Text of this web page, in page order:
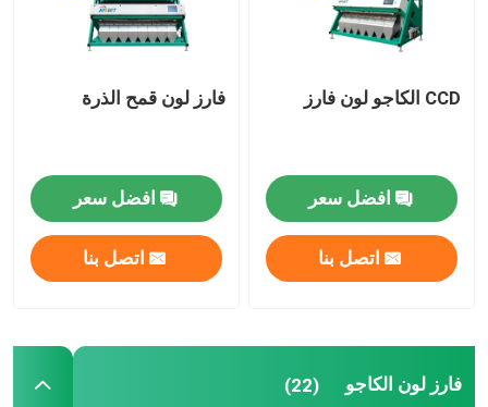
اطلب اقتباس
فارز لون الحبوب
فارز لون القمح
فارز لون الفول السوداني
CCD الكاجو لون فارز
افضل سعر
اتصل بنا
فارز لون قمح الذرة
افضل سعر
اتصل بنا
فارز لون الكاجو (22)